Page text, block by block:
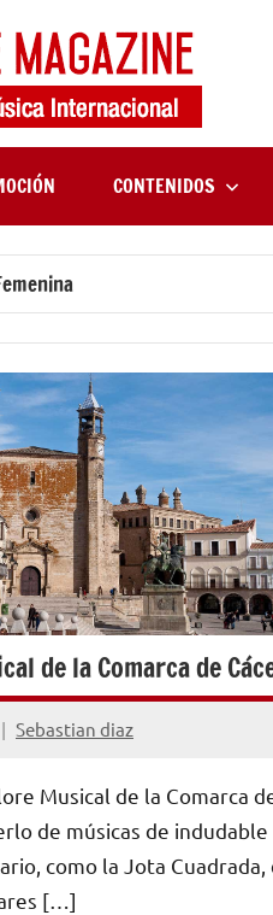
CONTENIDOS
de la Comarca de
Sebastian diaz
Musical de la Comarca
de músicas de indudable
como la Jota Cuadrada,
[…]